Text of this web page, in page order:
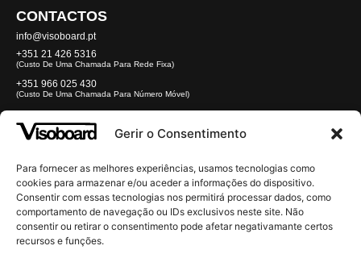
Gerir o Consentimento
Para fornecer as melhores experiências, usamos tecnologias como
cookies para armazenar e/ou aceder a informações do dispositivo.
Consentir com essas tecnologias nos permitirá processar dados, como
comportamento de navegação ou IDs exclusivos neste site. Não
consentir ou retirar o consentimento pode afetar negativamante certos
recursos e funções.
CONTACTOS
info@visoboard.pt
+351 21 426 5316
(custo De Uma Chamada Para Rede Fixa)
+351 966 025 430
(custo De Uma Chamada Para Número Móvel)
REDES
NEWSLETTER
Li e Aceito os